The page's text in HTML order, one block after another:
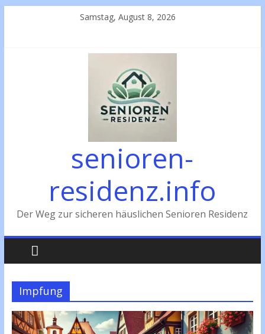
Samstag, August 8, 2026
senioren-
residenz.info
Der Weg zur sicheren häuslichen Senioren Residenz
Impfung